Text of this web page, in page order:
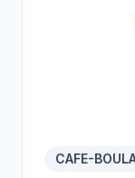
CAFE-